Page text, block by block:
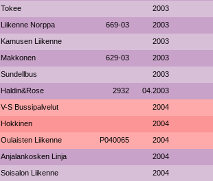
Tokee 2003
Liikenne Norppa 669-03 2003
Kamusen Liikenne 2003
Makkonen 629-03 2003
Sundellbus 2003
Haldin&Rose 2932 04.2003
V-S Bussipalvelut 2004
Hokkinen 2004
Oulaisten Liikenne P040065 2004
Anjalankosken Linja 2004
Soisalon Liikenne 2004